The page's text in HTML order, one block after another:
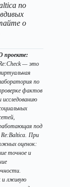
по
о
проекте:
— это
по
фактов
исследованию
под
При
оценок:
точное и
и лживую